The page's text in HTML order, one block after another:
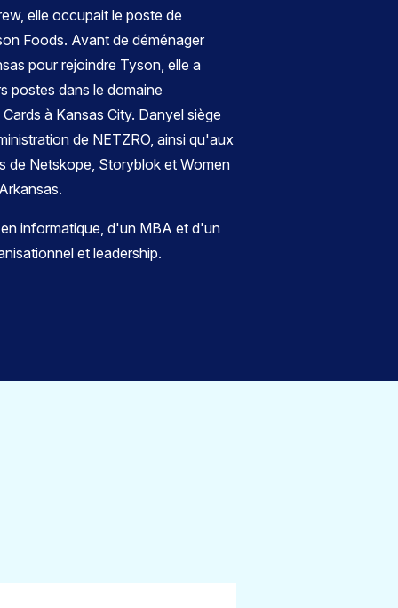
elle occupait le poste de
Foods. Avant de déménager
pour rejoindre Tyson, elle a
postes dans le domaine
à Kansas City. Danyel siège
de NETZRO, ainsi qu'aux
de Netskope, Storyblok et Women
informatique, d'un MBA et d'un
et leadership.